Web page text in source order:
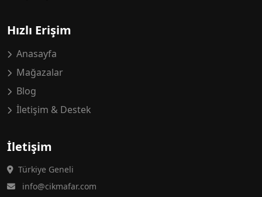
Hızlı Erişim
Anasayfa
Mağazalar
Blog
İletişim & Destek
İletişim
Türkiye Geneli
info@cikmafar.com